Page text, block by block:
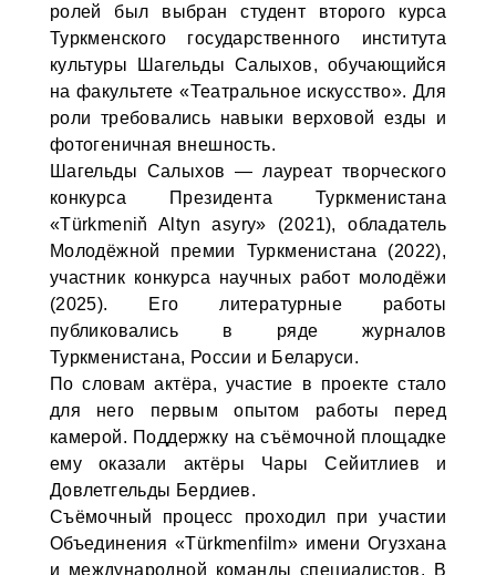
ролей был выбран студент второго курса
Туркменского государственного института
культуры Шагельды Салыхов, обучающийся
на факультете «Театральное искусство». Для
роли требовались навыки верховой езды и
фотогеничная внешность.
Шагельды Салыхов — лауреат творческого
конкурса Президента Туркменистана
«Türkmeniň Altyn asyry» (2021), обладатель
Молодёжной премии Туркменистана (2022),
участник конкурса научных работ молодёжи
(2025). Его литературные работы
публиковались в ряде журналов
Туркменистана, России и Беларуси.
По словам актёра, участие в проекте стало
для него первым опытом работы перед
камерой. Поддержку на съёмочной площадке
ему оказали актёры Чары Сейитлиев и
Довлетгельды Бердиев.
Съёмочный процесс проходил при участии
Объединения «Türkmenfilm» имени Огузхана
и международной команды специалистов. В